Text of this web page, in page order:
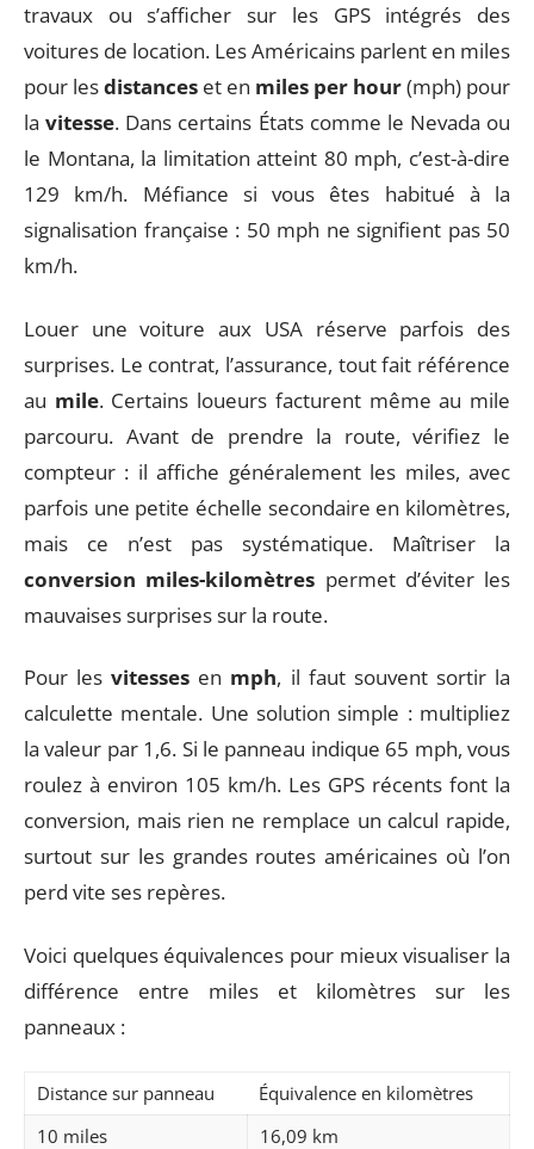
travaux ou s’afficher sur les GPS intégrés des
voitures de location. Les Américains parlent en miles
pour lesdistances et en miles per hour(mph) pour
lavitesse. Dans certains États comme le Nevada ou
le Montana, la limitation atteint 80 mph, c’est-à-dire
129 km/h. Méfiance si vous êtes habitué à la
signalisation française : 50 mph ne signifient pas 50
km/h.
Louer une voiture aux USA réserve parfois des
surprises. Le contrat, l’assurance, tout fait référence
au mile. Certains loueurs facturent même au mile
parcouru. Avant de prendre la route, vérifiez le
compteur : il affiche généralement les miles, avec
parfois une petite échelle secondaire en kilomètres,
mais ce n’est pas systématique. Maîtriser la
conversion miles-kilomètres permet d’éviter les
mauvaises surprises sur la route.
Pour lesvitesses en mph, il faut souvent sortir la
calculette mentale. Une solution simple : multipliez
la valeur par 1,6. Si le panneau indique 65 mph, vous
roulez à environ 105 km/h. Les GPS récents font la
conversion, mais rien ne remplace un calcul rapide,
surtout sur les grandes routes américaines où l’on
perd vite ses repères.
Voici quelques équivalences pour mieux visualiser la
différence entre miles et kilomètres sur les
panneaux :
Distance sur panneau
Équivalence en kilomètres
10 miles
16,09 km